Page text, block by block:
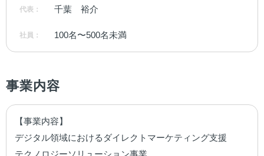
代表： 千葉　裕介
社員： 100名〜500名未満
事業内容
【事業内容】
デジタル領域におけるダイレクトマーケティング支援
テクノロジーソリューション事業